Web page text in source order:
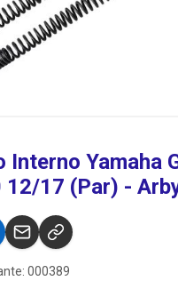
Interno Yamaha
12/17 (Par) -
000389